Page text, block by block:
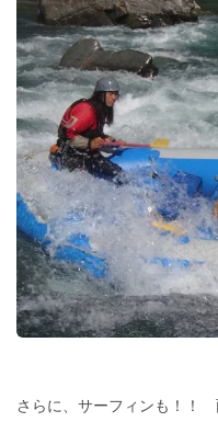
さらに、サーフィンも！！